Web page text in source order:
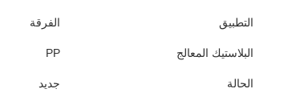
التطبيق الفرقة
البلاستيك المعالج PP
الحالة جديد